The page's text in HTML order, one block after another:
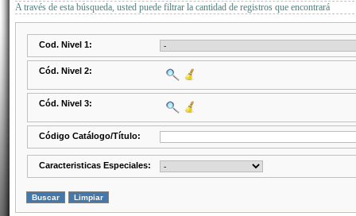
A través de esta búsqueda, usted puede filtrar la cantidad de registros que encontrará
Cod. Nivel 1:
Cód. Nivel 2:
Cód. Nivel 3:
Código Catálogo/Título:
Caracteristicas Especiales: